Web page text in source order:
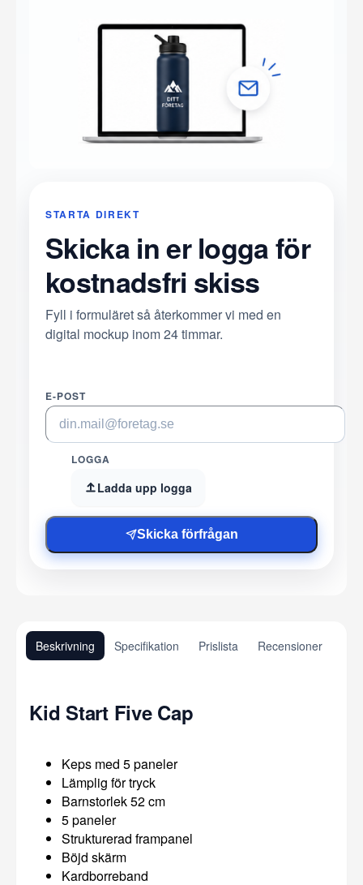
STARTA DIREKT
Skicka in er logga för
kostnadsfri skiss
Fyll i formuläret så återkommer vi med en
digital mockup inom 24 timmar.
E-POST
LOGGA
Ladda upp logga
Skicka förfrågan
Beskrivning Specifikation Prislista Recensioner
Kid Start Five Cap
Keps med 5 paneler
Lämplig för tryck
Barnstorlek 52 cm
5 paneler
Strukturerad frampanel
Böjd skärm
Kardborreband